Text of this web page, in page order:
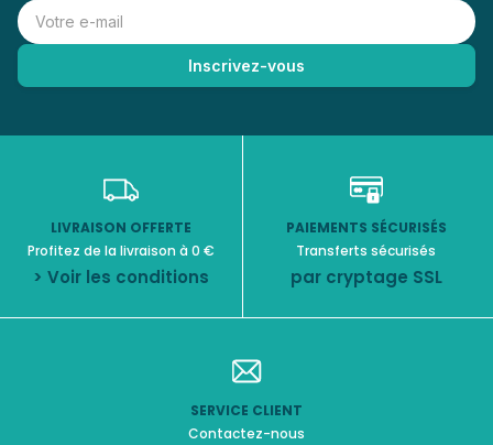
LIVRAISON OFFERTE
Profitez de la livraison à 0 €
> Voir les conditions
PAIEMENTS SÉCURISÉS
Transferts sécurisés
par cryptage SSL
SERVICE CLIENT
Contactez-nous